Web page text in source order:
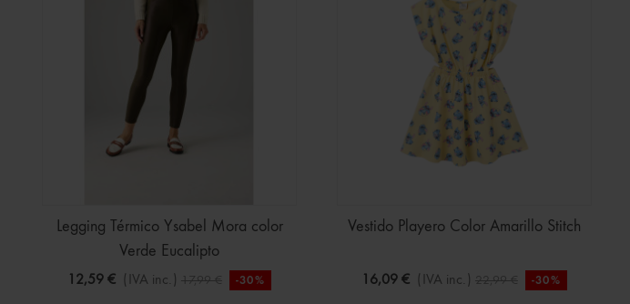
Legging Térmico Ysabel Mora color
Verde Eucalipto
12,59 € (IVA inc.) 17,99 € -30%
Vestido Playero Color Amarillo Stitch
16,09 € (IVA inc.) 22,99 € -30%